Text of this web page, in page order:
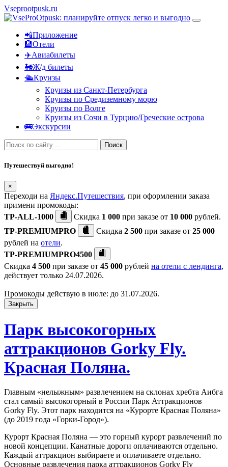
Vseprootpusk.ru
📲Приложение
🏨Отели
✈️Авиабилеты
🚂Ж/д билеты
🛳Круизы
Круизы из Санкт-Петербурга
Круизы по Средиземному морю
Круизы по Волге
Круизы из Сочи в Турцию/Греческие острова
🚌Экскурсии
Поиск
Путешествуй выгодно!
×
Переходи на Яндекс.Путешествия, при оформлении заказа
примени промокоды:
TP-ALL-1000
Скидка 1 000 при заказе от 10 000 рублей.
TP-PREMIUMPRO
Скидка 2 500 при заказе от 25 000
рублей на отели.
TP-PREMIUMPRO4500
Скидка 4 500 при заказе от 45 000 рублей на отели с лендинга,
действует только 24.07.2026.
Промокоды действую в июле: до 31.07.2026.
Закрыть
Парк высокогорных
аттракционов Gorky Fly.
Красная Поляна.
Главным «нелыжным» развлечением на склонах хребта Аибга
стал самый высокогорный в России Парк Аттракционов
Gorky Fly. Этот парк находится на «Курорте Красная Поляна»
(до 2019 года «Горки-Город»).
Курорт Красная Поляна — это горный курорт развлечений по
новой концепции. Канатные дороги оплачиваются отдельно.
Каждый аттракцион выбираете и оплачиваете отдельно.
Основные развлечения парка аттракционов Gorky Fly